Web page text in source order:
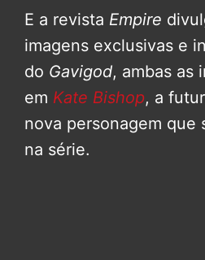
E a revista Empire
imagens exclusivas e
do Gavigod, ambas as
em Kate Bishop, a
nova personagem que
na série.